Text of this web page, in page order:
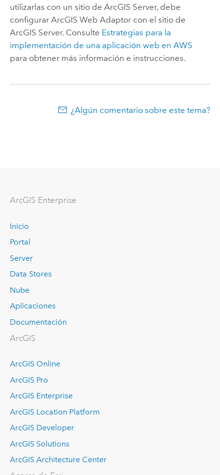
utilizarlas con un sitio de ArcGIS Server, debe
configurar ArcGIS Web Adaptorcon el sitio de
ArcGIS Server. Consulte Estrategias para la
implementación de una aplicación web en AWS
para obtener más información e instrucciones.
¿Algún comentario sobre este tema?
ArcGIS Enterprise
Inicio
Portal
Server
Data Stores
Nube
Aplicaciones
Documentación
ArcGIS
ArcGIS Online
ArcGIS Pro
ArcGIS Enterprise
ArcGIS Location Platform
ArcGIS Developer
ArcGIS Solutions
ArcGIS Architecture Center